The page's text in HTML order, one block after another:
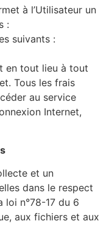
à l’Utilisateur un
:
suivants :
en tout lieu à tout
Tous les frais
au service
Internet,
et un
dans le respect
loi n°78-17 du 6
aux fichiers et aux